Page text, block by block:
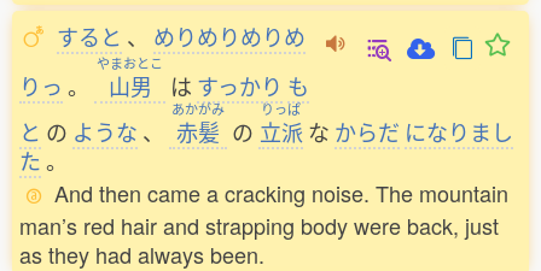
すると 、
めりめりめりめ
りっ 。
やまおとこ
山男 は すっかり も
と の ような 、
あかがみ
赤髪 の
りっぱ
立派 な からだ になりまし
た。
And then came a cracking noise. The mountain
man’s red hair and strapping body were back, just
as they had always been.